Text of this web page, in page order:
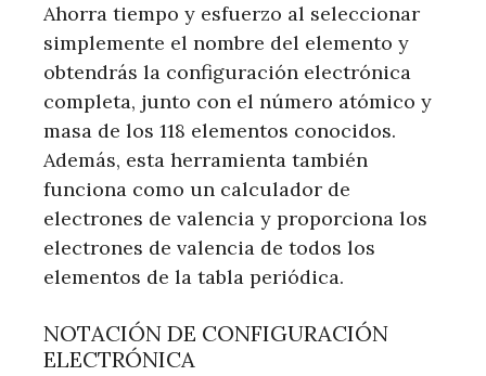
Ahorra tiempo y esfuerzo al seleccionar
simplemente el nombre del elemento y
obtendrás la configuración electrónica
completa, junto con el número atómico y
masa de los 118 elementos conocidos.
Además, esta herramienta también
funciona como un calculador de
electrones de valencia y proporciona los
electrones de valencia de todos los
elementos de la tabla periódica.
NOTACIÓN DE CONFIGURACIÓN
ELECTRÓNICA